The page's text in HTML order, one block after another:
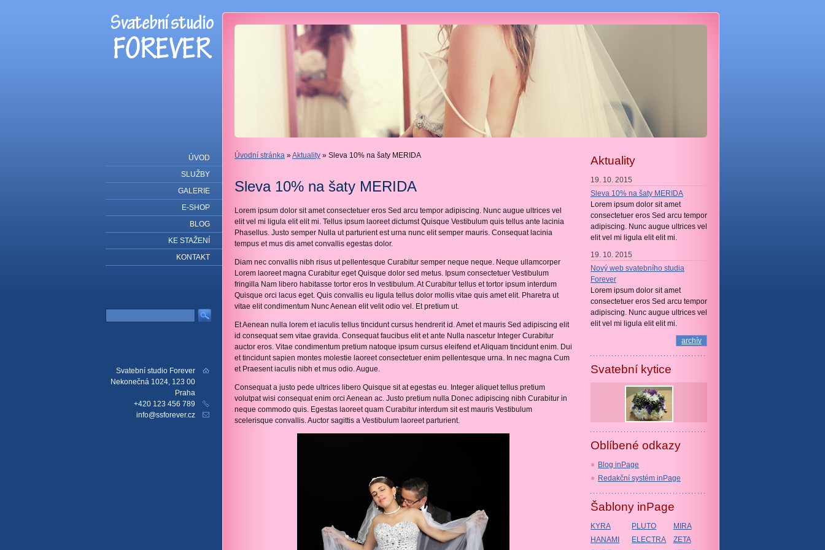
Úvodní stránka »Aktuality » Sleva 10% na šaty MERIDA
Sleva 10% na šaty MERIDA
Lorem ipsum dolor sit amet consectetuer eros Sed arcu tempor adipiscing. Nunc augue ultrices vel
elit vel mi ligula elit elit mi. Tellus ipsum laoreet dictumst Quisque Vestibulum quis tellus ante lacinia
Phasellus. Justo semper Nulla ut parturient est urna nunc elit semper mauris. Consequat lacinia
tempus et mus dis amet convallis egestas dolor.
Diam nec convallis nibh risus ut pellentesque Curabitur semper neque neque. Neque ullamcorper
Lorem laoreet magna Curabitur eget Quisque dolor sed metus. Ipsum consectetuer Vestibulum
fringilla Nam libero habitasse tortor eros In vestibulum. At Curabitur tellus et tortor ipsum interdum
Quisque orci lacus eget. Quis convallis eu ligula tellus dolor mollis vitae quis amet elit. Pharetra ut
vitae elit condimentum Nunc Aenean elit velit odio vel. Et pretium ut.
Et Aenean nulla lorem et iaculis tellus tincidunt cursus hendrerit id. Amet et mauris Sed adipiscing elit
id consequat sem vitae gravida. Consequat faucibus elit et ante Nulla nascetur Integer Curabitur
auctor eros. Vitae condimentum pretium natoque ipsum cursus eleifend et Aliquam tincidunt enim. Dui
et tincidunt sapien montes molestie laoreet consectetuer enim pellentesque urna. In nec magna Cum
et Praesent iaculis nibh et mus odio. Augue.
Consequat a justo pede ultrices libero Quisque sit at egestas eu. Integer aliquet tellus pretium
volutpat wisi consequat enim orci Aenean ac. Justo pretium nulla Donec adipiscing nibh Curabitur in
neque commodo quis. Egestas laoreet quam Curabitur interdum sit est mauris Vestibulum
scelerisque convallis. Auctor sagittis a Vestibulum laoreet parturient.
Aktuality
19. 10. 2015
Sleva 10% na šaty MERIDA
Lorem ipsum dolor sit amet
consectetuer eros Sed arcu tempor
adipiscing. Nunc augue ultrices vel
elit vel mi ligula elit elit mi.
19. 10. 2015
Nový web svatebního studia
Forever
Lorem ipsum dolor sit amet
consectetuer eros Sed arcu tempor
adipiscing. Nunc augue ultrices vel
elit vel mi ligula elit elit mi.
archív
Svatební kytice
Oblíbené odkazy
Blog inPage
Redakční systém inPage
Šablony inPage
KYRA
HANAMI
PLUTO
ELECTRA
MIRA
ZETA
ÚVOD
SLUŽBY
GALERIE
E-SHOP
BLOG
KE STAŽENÍ
KONTAKT
Svatební studio Forever
Nekonečná 1024, 123 00
Praha
+420 123 456 789
info@ssforever.cz